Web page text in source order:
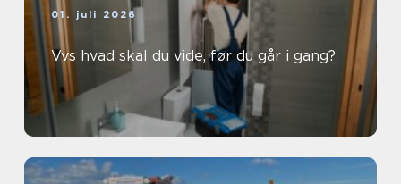
01. juli 2026
Vvs hvad skal du vide, før du går i gang?